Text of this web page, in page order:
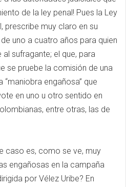
de la ley penal! Pues la Ley
prescribe muy claro en su
uno a cuatro años para quien
sufragante; el que, para
se pruebe la comisión de una
engañosa” que
en uno u otro sentido en
entre otras, las de
caso es, como se ve, muy
engañosas en la campaña
por Vélez Uribe? En